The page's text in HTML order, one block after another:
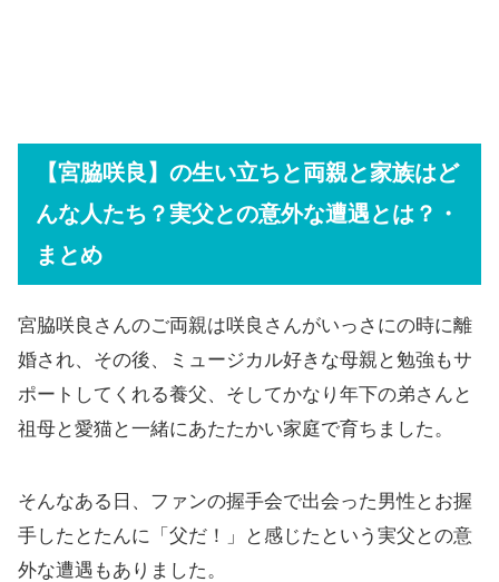
【宮脇咲良】の生い立ちと両親と家族はど
んな人たち？実父との意外な遭遇とは？・
まとめ
宮脇咲良さんのご両親は咲良さんがいっさにの時に離
婚され、その後、ミュージカル好きな母親と勉強もサ
ポートしてくれる養父、そしてかなり年下の弟さんと
祖母と愛猫と一緒にあたたかい家庭で育ちました。
そんなある日、ファンの握手会で出会った男性とお握
手したとたんに「父だ！」と感じたという実父との意
外な遭遇もありました。